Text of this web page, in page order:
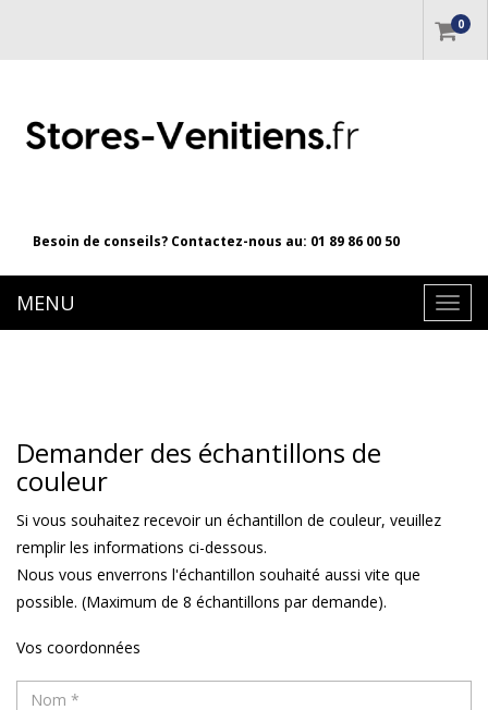
0
Besoin de conseils? Contactez-nous au: 01 89 86 00 50
la
MENU
Demander des échantillons de
couleur
Si vous souhaitez recevoir un échantillon de couleur, veuillez
remplir les informations ci-dessous.
Nous vous enverrons l'échantillon souhaité aussi vite que
possible. (Maximum de 8 échantillons par demande).
Vos coordonnées